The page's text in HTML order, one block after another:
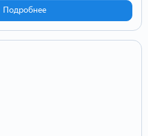
Подробнее